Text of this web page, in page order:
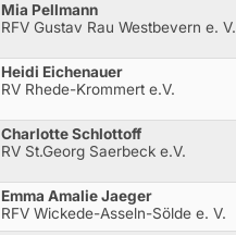
Mia Pellmann
RFV Gustav Rau Westbevern e. V.
Heidi Eichenauer
RV Rhede-Krommert e.V.
Charlotte Schlottoff
RV St.Georg Saerbeck e.V.
Emma Amalie Jaeger
RFV Wickede-Asseln-Sölde e. V.